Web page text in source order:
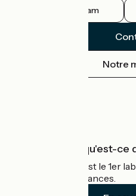
Instagram
Notre
Accueil Vélo qu'est-ce
Accueil Vélo c'est le 1er
cyclistes en vacances.